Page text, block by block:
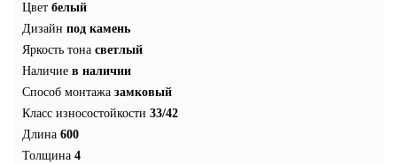
Цвет белый
Дизайн под камень
Яркость тона светлый
Наличие в наличии
Способ монтажа замковый
Класс износостойкости 33/42
Длина 600
Толщина 4